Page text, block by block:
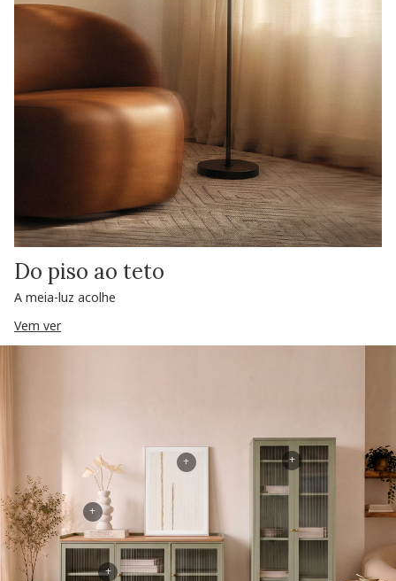
Do piso ao teto
A meia-luz acolhe
Vem ver
+
+
+
+